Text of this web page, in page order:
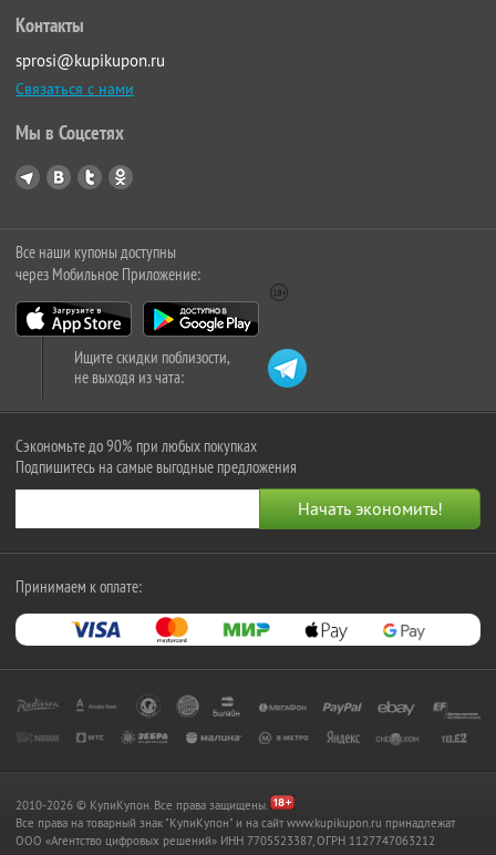
Контакты
sprosi@kupikupon.ru
Связаться с нами
Мы в Соцсетях
Все наши купоны доступны
через Мобильное Приложение:
Ищите скидки поблизости,
не выходя из чата:
Сэкономьте до 90% при любых покупках
Подпишитесь на самые выгодные предложения
Принимаем к оплате:
2010-2026 © КупиКупон. Все права защищены.
Все права на товарный знак "КупиКупон" и на сайт www.kupikupon.ru принадлежат
OOO «Агентство цифровых решений» ИНН 7705523387, ОГРН 1127747063212